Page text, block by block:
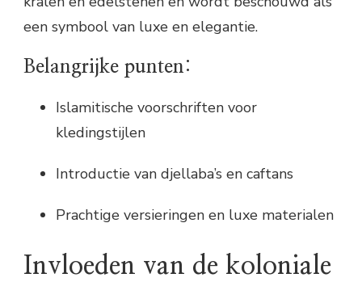
een symbool van luxe en elegantie.
Belangrijke punten:
Islamitische voorschriften voor
kledingstijlen
Introductie van djellaba’s en caftans
Prachtige versieringen en luxe materialen
Invloeden van de koloniale